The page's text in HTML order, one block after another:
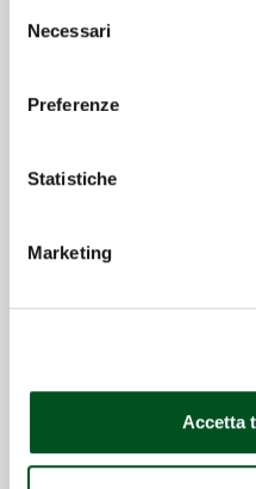
delNecessari
Preferenze
Statistiche
Marketing
Accetta
MACH 4 R | SERIE